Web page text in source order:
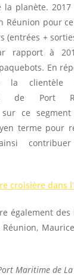
planète.
Réunion pour
(entrées +
rapport à
En
la clientèle
de Port
sur ce
terme pour
croisière dans
également
Maritime de La